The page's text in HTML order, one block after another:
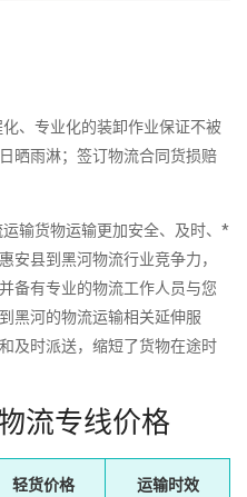
、专业化的装卸作业保证不被
晒雨淋；签订物流合同货损赔
输货物运输更加安全、及时、*
安县到黑河物流行业竞争力，
备有专业的物流工作人员与您
黑河的物流运输相关延伸服
及时派送，缩短了货物在途时
流专线价格
轻货价格 运输时效